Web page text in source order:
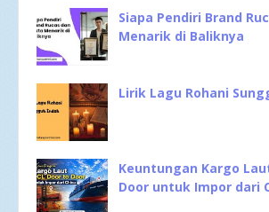
Siapa Pendiri Brand
Menarik di Baliknya
Lirik Lagu Rohani
Keuntungan Kargo
Door untuk Impor dari